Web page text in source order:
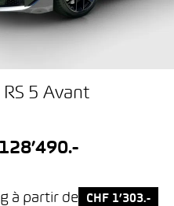
5 Avant
à partir de CHF 1’303.-